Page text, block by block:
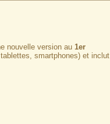
nouvelle version au 1er
smartphones) et inclut